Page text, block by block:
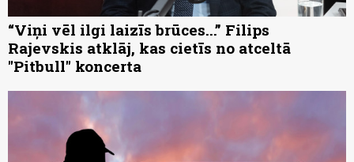
“Viņi vēl ilgi laizīs brūces...” Filips
Rajevskis atklāj, kas cietīs no atceltā
"Pitbull" koncerta